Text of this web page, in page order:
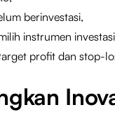
berinvestasi,
instrumen
profit dan stop-